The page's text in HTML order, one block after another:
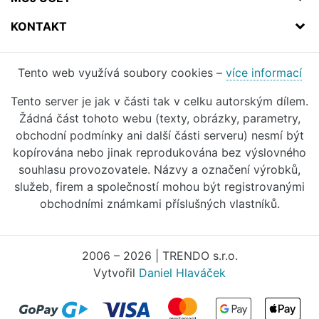
KONTAKT
Tento web využívá soubory cookies – více informací
Tento server je jak v části tak v celku autorským dílem.
Žádná část tohoto webu (texty, obrázky, parametry,
obchodní podmínky ani další části serveru) nesmí být
kopírována nebo jinak reprodukována bez výslovného
souhlasu provozovatele. Názvy a označení výrobků,
služeb, firem a společností mohou být registrovanými
obchodními známkami příslušných vlastníků.
2006 – 2026 | TRENDO s.r.o.
Vytvořil Daniel Hlaváček